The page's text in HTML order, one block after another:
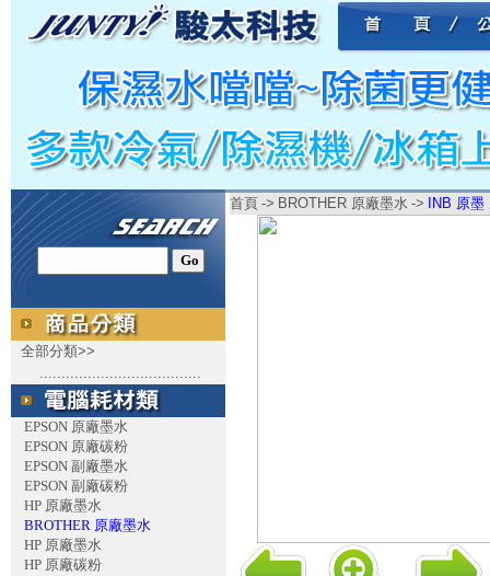
全部分類>>
.....................................
EPSON 原廠墨水
EPSON 原廠碳粉
EPSON 副廠墨水
EPSON 副廠碳粉
HP 原廠墨水
BROTHER 原廠墨水
HP 原廠墨水
HP 原廠碳粉
首頁 -> BROTHER 原廠墨水 -> INB 原